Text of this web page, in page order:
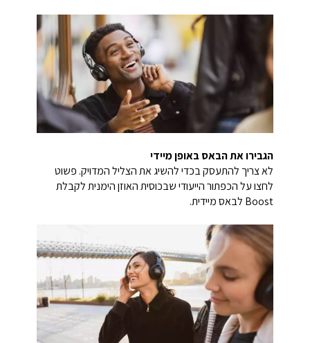
הגבירו את הבאס באופן מיידי
לא צריך להתעסק בכדי להשיג את הצליל המדויק. פשוט
לחצו על הכפתור הייעודי שבכוסית האוזן הימנית לקבלת
Boost לבאס מיידית.